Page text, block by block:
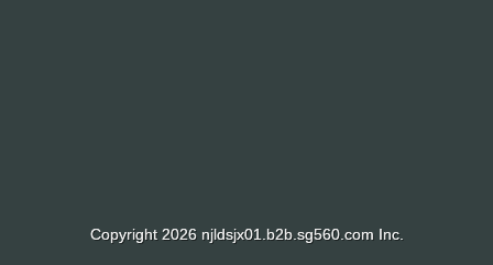
Copyright 2026 njldsjx01.b2b.sg560.com Inc.
Copyright 2026 njldsjx01.b2b.sg560.com Inc.